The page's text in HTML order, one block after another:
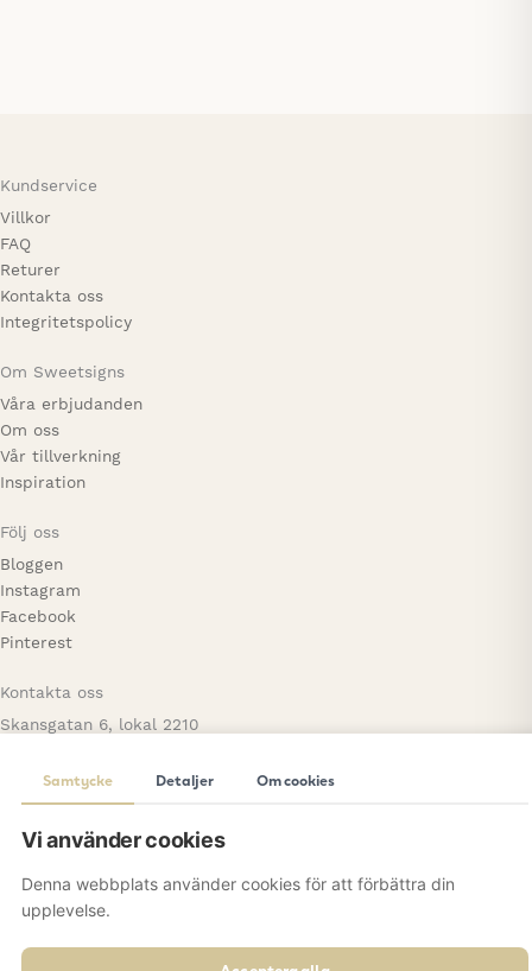
Samtycke Detaljer Om cookies
Vi använder cookies
Denna webbplats använder cookies för att förbättra din
upplevelse.
Kundservice
Villkor
FAQ
Returer
Kontakta oss
Integritetspolicy
Om Sweetsigns
Våra erbjudanden
Om oss
Vår tillverkning
Inspiration
Följ oss
Bloggen
Instagram
Facebook
Pinterest
Kontakta oss
Skansgatan 6, lokal 2210
0736 – 97 39 51
hello@sweetsigns.se